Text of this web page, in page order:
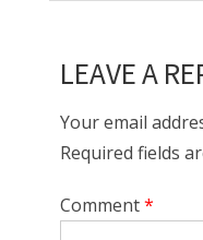
LEAVE A
Your email
Required fields
Comment*